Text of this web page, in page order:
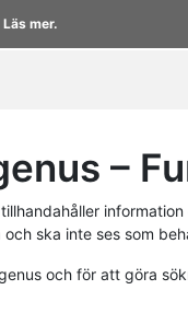
Läs mer.
–
ska inte ses som
och för att göra